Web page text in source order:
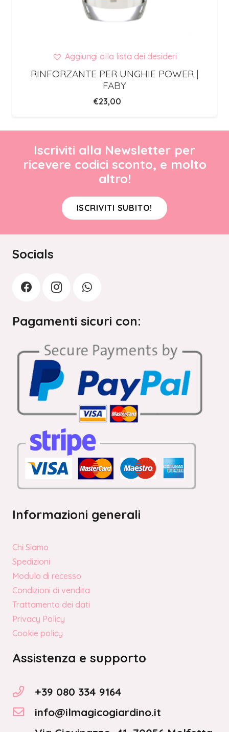
Aggiungi alla lista dei desideri
RINFORZANTE PER UNGHIE POWER |
FABY
€23,00
Iscriviti alla Newsletter per
ricevere codici sconto, e molto
altro!
ISCRIVITI SUBITO!
Socials
Pagamenti sicuri con:
Informazioni generali
Chi Siamo
Spedizioni
Modulo di recesso
Condizioni di vendita
Trattamento dei dati
Privacy Policy
Cookie policy
Assistenza e supporto
+39 080 334 9164
info@ilmagicogiardino.it